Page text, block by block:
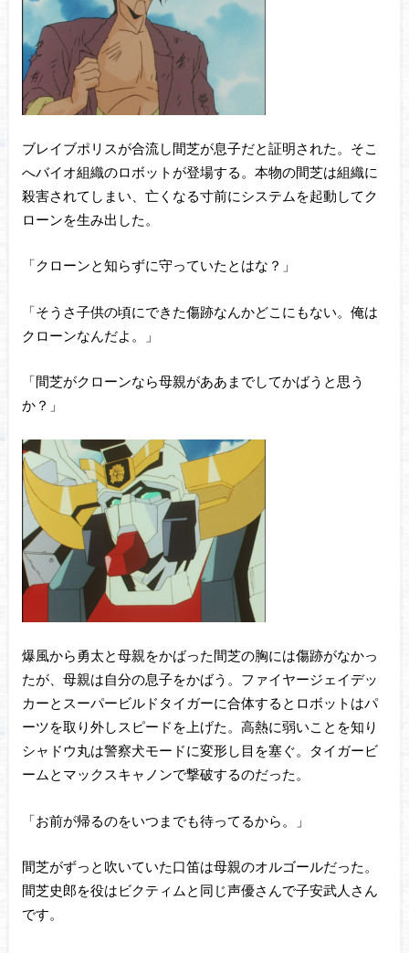
ブレイブポリスが合流し間芝が息子だと証明された。そこ
へバイオ組織のロボットが登場する。本物の間芝は組織に
殺害されてしまい、亡くなる寸前にシステムを起動してク
ローンを生み出した。
「クローンと知らずに守っていたとはな？」
「そうさ子供の頃にできた傷跡なんかどこにもない。俺は
クローンなんだよ。」
「間芝がクローンなら母親がああまでしてかばうと思う
か？」
爆風から勇太と母親をかばった間芝の胸には傷跡がなかっ
たが、母親は自分の息子をかばう。ファイヤージェイデッ
カーとスーパービルドタイガーに合体するとロボットはパ
ーツを取り外しスピードを上げた。高熱に弱いことを知り
シャドウ丸は警察犬モードに変形し目を塞ぐ。タイガービ
ームとマックスキャノンで撃破するのだった。
「お前が帰るのをいつまでも待ってるから。」
間芝がずっと吹いていた口笛は母親のオルゴールだった。
間芝史郎を役はビクティムと同じ声優さんで子安武人さん
です。